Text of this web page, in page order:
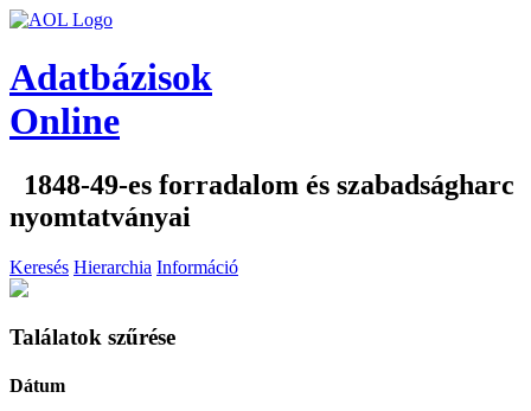
Adatbázisok
Online
1848-49-es forradalom és szabadságharc
nyomtatványai
Keresés Hierarchia Információ
Találatok szűrése
Dátum